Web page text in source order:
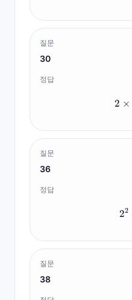
질문
30
정답
2 ×
질문
36
정답
22
질문
38